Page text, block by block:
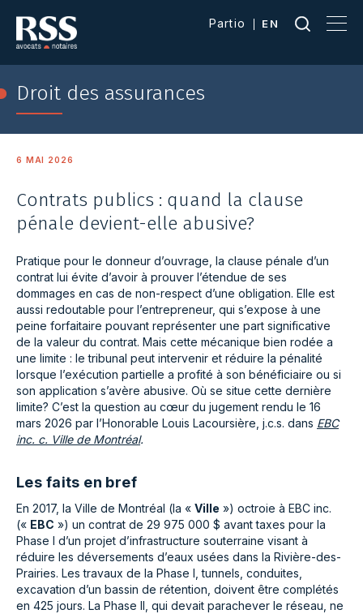
Partio EN
Droit des assurances
6 MAI 2026
Contrats publics : quand la clause
pénale devient-elle abusive?
Pratique pour le donneur d’ouvrage, la clause pénale d’un
contrat lui évite d’avoir à prouver l’étendue de ses
dommages en cas de non-respect d’une obligation. Elle est
aussi redoutable pour l’entrepreneur, qui s’expose à une
peine forfaitaire pouvant représenter une part significative
de la valeur du contrat. Mais cette mécanique bien rodée a
une limite : le tribunal peut intervenir et réduire la pénalité
lorsque l’exécution partielle a profité à son bénéficiaire ou si
son application s’avère abusive. Où se situe cette dernière
limite? C’est la question au cœur du jugement rendu le 16
mars 2026 par l’Honorable Louis Lacoursière, j.c.s. dans EBC
inc. c. Ville de Montréal.
Les faits en bref
En 2017, la Ville de Montréal (la « Ville ») octroie à EBC inc.
(« EBC ») un contrat de 29 975 000 $ avant taxes pour la
Phase I d’un projet d’infrastructure souterraine visant à
réduire les déversements d’eaux usées dans la Rivière-des-
Prairies. Les travaux de la Phase I, tunnels, conduites,
excavation d’un bassin de rétention, doivent être complétés
en 425 jours. La Phase II, qui devait parachever le réseau, ne